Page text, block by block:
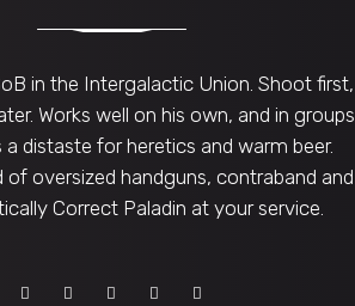
in the Intergalactic Union. Shoot first,
Works well on his own, and in groups
distaste for heretics and warm beer.
oversized handguns, contraband and
Correct Paladin at your service.